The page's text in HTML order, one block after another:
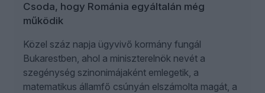
Csoda, hogy Románia egyáltalán még
működik
Közel száz napja ügyvivő kormány fungál
Bukarestben, ahol a miniszterelnök nevét a
szegénység szinonimájaként emlegetik, a
matematikus államfő csúnyán elszámolta magát, a